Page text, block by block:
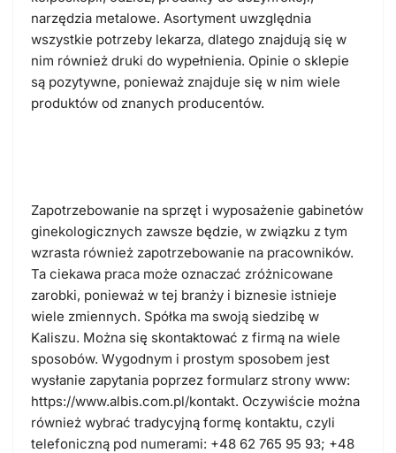
narzędzia metalowe. Asortyment uwzględnia
wszystkie potrzeby lekarza, dlatego znajdują się w
nim również druki do wypełnienia. Opinie o sklepie
są pozytywne, ponieważ znajduje się w nim wiele
produktów od znanych producentów.
Zapotrzebowanie na sprzęt i wyposażenie gabinetów
ginekologicznych zawsze będzie, w związku z tym
wzrasta również zapotrzebowanie na pracowników.
Ta ciekawa praca może oznaczać zróżnicowane
zarobki, ponieważ w tej branży i biznesie istnieje
wiele zmiennych. Spółka ma swoją siedzibę w
Kaliszu. Można się skontaktować z firmą na wiele
sposobów. Wygodnym i prostym sposobem jest
wysłanie zapytania poprzez formularz strony www:
https://www.albis.com.pl/kontakt. Oczywiście można
również wybrać tradycyjną formę kontaktu, czyli
telefoniczną pod numerami: +48 62 765 95 93; +48